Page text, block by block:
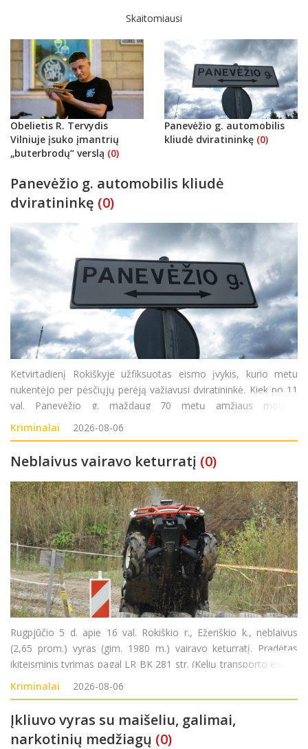
Skaitomiausi
Obelietis R. Tervydis
Vilniuje įsuko įmantrių
„buterbrodų“ verslą (0)
Panevėžio g. automobilis
kliudė dviratininkę (0)
Panevėžio g. automobilis kliudė
dviratininkę (0)
Ketvirtadienį Rokiškyje užfiksuotas eismo įvykis, kurio metu
nukentėjo per pėsčiųjų perėją važiavusi dviratininkė. Kiek po 11
val. Panevėžio g. maždaug 70 metų amžiaus moteris
važiuodama dviračiu kirto pėsčiųjų perėją. Tuo pačiu metu
važiavusi automobilio vairuotoja nespėjo laiku sustabdyti
Kriminalai 2026-08-06
Neblaivus vairavo keturratį (0)
Rugpjūčio 5 d. apie 16 val. Rokiškio r., Ežeriškio k., neblaivus
(2,65 prom.) vyras (gim. 1980 m.) vairavo keturratį. Pradėtas
ikiteisminis tyrimas pagal LR BK 281 str. (Kelių transporto eismo
saugumo ar transporto priemonių eksploatavimo taisyklių
pažeidimas).
Kriminalai 2026-08-06
Įkliuvo vyras su maišeliu, galimai,
narkotinių medžiagų (0)